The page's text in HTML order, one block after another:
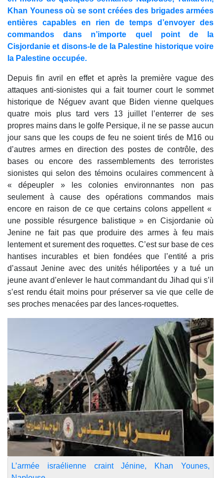
Khan Youness où se sont créées des brigades armées
entières capables en rien de temps d’envoyer des
commandos dans n’importe quel point de la
Cisjordanie et disons-le de la Palestine historique voire
la Palestine occupée.
Depuis fin avril en effet et après la première vague des
attaques anti-sionistes qui a fait tourner court le sommet
historique de Néguev avant que Biden vienne quelques
quatre mois plus tard vers 13 juillet l’enterrer de ses
propres mains dans le golfe Persique, il ne se passe aucun
jour sans que les coups de feu ne soient tirés de M16 ou
d’autres armes en direction des postes de contrôle, des
bases ou encore des rassemblements des terroristes
sionistes qui selon des témoins oculaires commencent à
« dépeupler » les colonies environnantes non pas
seulement à cause des opérations commandos mais
encore en raison de ce que certains colons appellent «
une possible résurgence balistique » en Cisjordanie où
Jenine ne fait pas que produire des armes à feu mais
lentement et surement des roquettes. C’est sur base de ces
hantises incurables et bien fondées que l’entité a pris
d’assaut Jenine avec des unités héliportées y a tué un
jeune avant d’enlever le haut commandant du Jihad qui s’il
s’est rendu était moins pour préserver sa vie que celle de
ses proches menacées par des lances-roquettes.
L’armée israélienne craint Jénine, Khan Younes,